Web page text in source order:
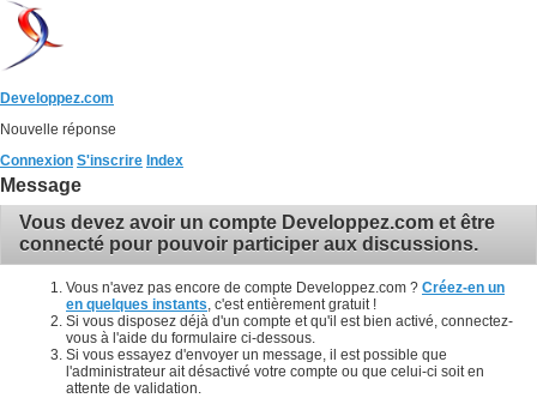
Developpez.com
Nouvelle réponse
Connexion S'inscrire Index
Message
Vous devez avoir un compte Developpez.com et être
connecté pour pouvoir participer aux discussions.
Vous n'avez pas encore de compte Developpez.com ? Créez-en un
en quelques instants , c'est entièrement gratuit !
Si vous disposez déjà d'un compte et qu'il est bien activé, connectez-
vous à l'aide du formulaire ci-dessous.
Si vous essayez d'envoyer un message, il est possible que
l'administrateur ait désactivé votre compte ou que celui-ci soit en
attente de validation.